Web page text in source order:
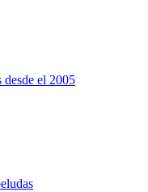
desde el 2005